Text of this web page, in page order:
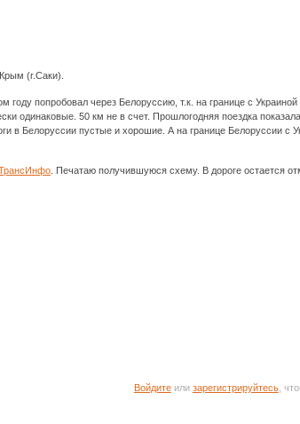
(г.Саки).
попробовал через Белоруссию, т.к. на границе с
одинаковые. 50 км не в счет. Прошлогодняя поездка
в Белоруссии пустые и хорошие. А на границе Белоруссии с
. Печатаю получившуюся схему. В дороге остается
Войдитеили зарегистрируйтесь,